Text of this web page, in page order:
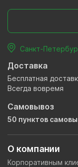
О компании
Корпоративным
Санкт-
Доставка
Бесплатная
Всегда вовремя
Самовывоз
50 пунктов